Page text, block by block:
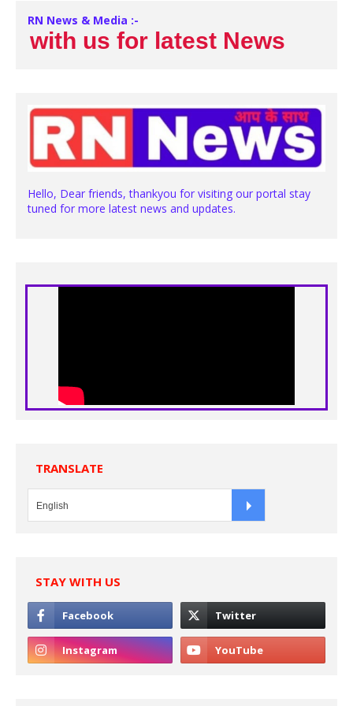
RN News & Media :-
us for latest News
Hello, Dear friends, thankyou for visiting our portal stay
tuned for more latest news and updates.
TRANSLATE
STAY WITH US